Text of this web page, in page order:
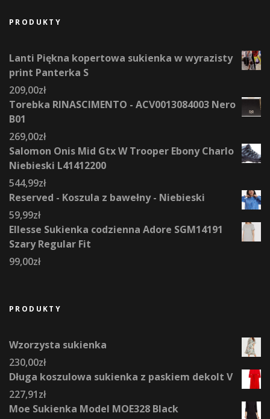
PRODUKTY
Lanti Piękna kopertowa sukienka w wyrazisty
print Panterka S
209,00zł
Torebka RINASCIMENTO - ACV0013084003 Nero
B01
269,00zł
Salomon Onis Mid Gtx W Trooper Ebony Charlo
Niebieski L41412200
544,99zł
Reserved - Koszula z bawełny - Niebieski
59,99zł
Ellesse Sukienka codzienna Adore SGM14191
Szary Regular Fit
99,00zł
PRODUKTY
Wzorzysta sukienka
230,00zł
Długa koszulowa sukienka z paskiem dekolt V
227,91zł
Moe Sukienka Model MOE328 Black